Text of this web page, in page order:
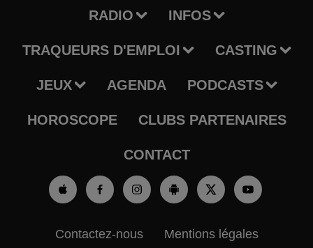
RADIO INFOS
TRAQUEURS D'EMPLOI CASTING
JEUX AGENDA PODCASTS
HOROSCOPE CLUBS PARTENAIRES
CONTACT
Contactez-nous Mentions légales